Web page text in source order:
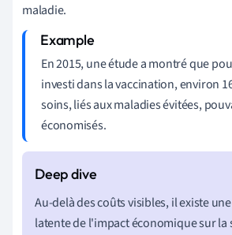
maladie.
En 2015, une étude a montré que
investi dans la vaccination, environ
soins, liés aux maladies évitées,
économisés.
Au-delà des coûts visibles, il existe
latente de l'impact économique sur la